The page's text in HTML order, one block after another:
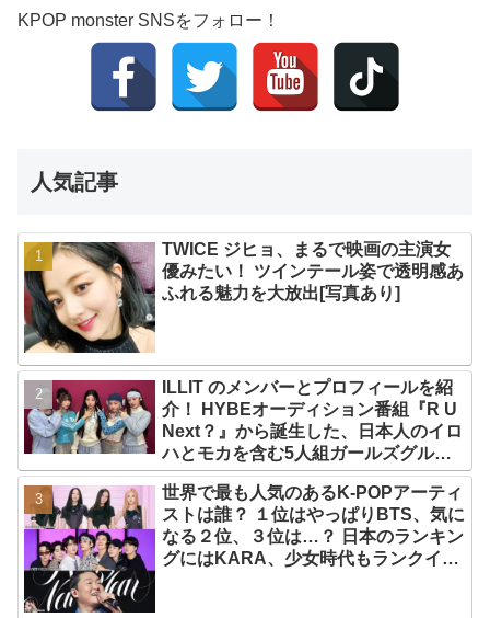
KPOP monster SNSをフォロー！
人気記事
TWICE ジヒョ、まるで映画の主演女
優みたい！ ツインテール姿で透明感あ
ふれる魅力を大放出[写真あり]
ILLIT のメンバーとプロフィールを紹
介！ HYBEオーディション番組『R U
Next？』から誕生した、日本人のイロ
ハとモカを含む5人組ガールズグルー
プ！ デビュー曲「Magnetic」がいき
なりの大ヒット
世界で最も人気のあるK-POPアーティ
ストは誰？ １位はやっぱりBTS、気に
なる２位、３位は…？ 日本のランキン
グにはKARA、少女時代もランクイ